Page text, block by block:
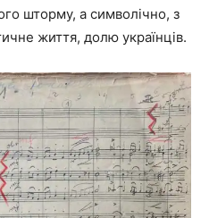
шторму, а символічно, з
життя, долю українців.